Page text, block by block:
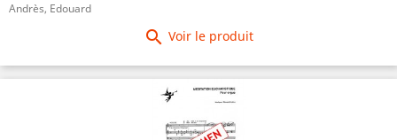
Andrès, Edouard
 Voir le produit